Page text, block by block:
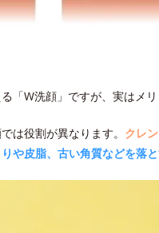
「W洗顔」ですが、実はメリ
は役割が異なります。 クレ
や皮脂、古い角質などを落